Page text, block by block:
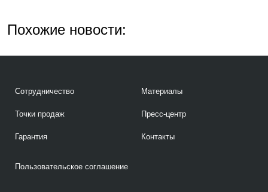
Похожие новости:
Сотрудничество
Точки продаж
Гарантия
Материалы
Пресс-центр
Контакты
Пользовательское соглашение